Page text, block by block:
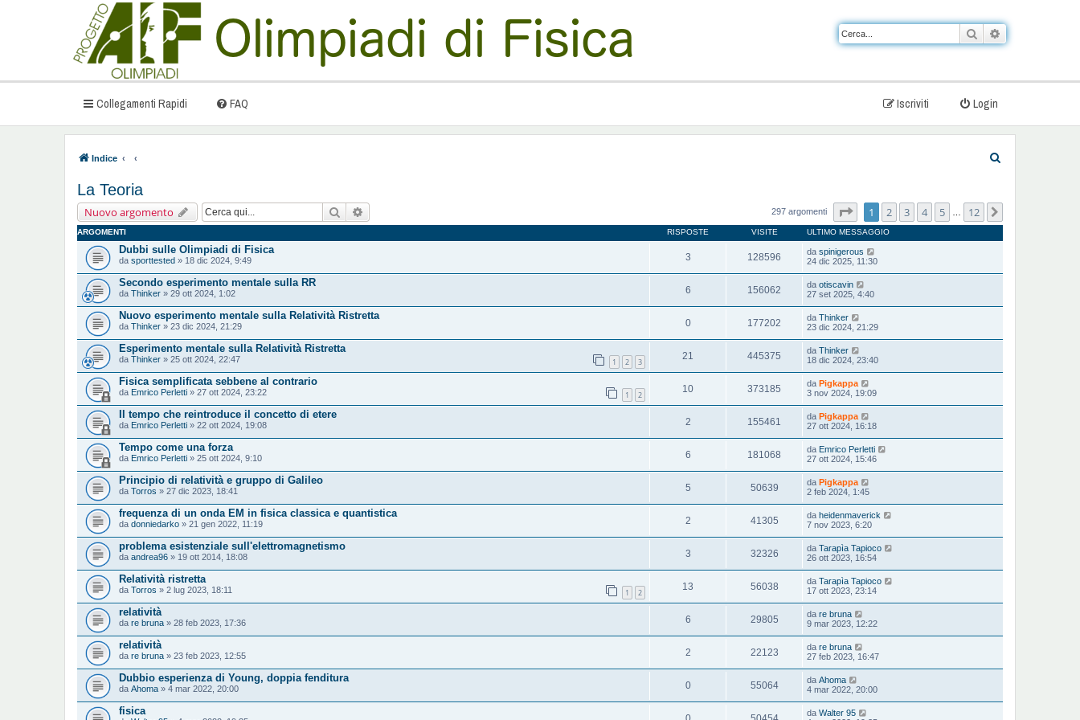
Cerca
Collegamenti Rapidi FAQ Login
Iscriviti
Indice
La Teoria
Nuovo argomento Cerca 297 argomenti Pagina1 di12
1 2 3 4 5 12
ARGOMENTI RISPOSTE VISITE ULTIMO MESSAGGIO
Dubbi sulle Olimpiadi di Fisica
da sporttested » 18 dic 2024, 9:49 3 128596 da spinigerous
24 dic 2025, 11:30
Secondo esperimento mentale sulla RR
da Thinker » 29 ott 2024, 1:02 6 156062 da otiscavin
27 set 2025, 4:40
Nuovo esperimento mentale sulla Relatività Ristretta
da Thinker » 23 dic 2024, 21:29 0 177202 da Thinker
23 dic 2024, 21:29
Esperimento mentale sulla Relatività Ristretta
da Thinker » 25 ott 2024, 22:47 1 2 3
21 445375 da Thinker
18 dic 2024, 23:40
Fisica semplificata sebbene al contrario
da Emrico Perletti » 27 ott 2024, 23:22 1 2
10 373185 da Pigkappa
3 nov 2024, 19:09
Il tempo che reintroduce il concetto di etere
da Emrico Perletti » 22 ott 2024, 19:08 2 155461 da Pigkappa
27 ott 2024, 16:18
Tempo come una forza
da Emrico Perletti » 25 ott 2024, 9:10 6 181068 da Emrico Perletti
27 ott 2024, 15:46
Principio di relatività e gruppo di Galileo
da Torros » 27 dic 2023, 18:41 5 50639 da Pigkappa
2 feb 2024, 1:45
frequenza di un onda EM in fisica classica e quantistica
da donniedarko » 21 gen 2022, 11:19 2 41305 da heidenmaverick
7 nov 2023, 6:20
problema esistenziale sull'elettromagnetismo
da andrea96 » 19 ott 2014, 18:08 3 32326 da Tarapìa Tapioco
26 ott 2023, 16:54
Relatività ristretta
da Torros » 2 lug 2023, 18:11 1 2
13 56038 da Tarapìa Tapioco
17 ott 2023, 23:14
relatività
da re bruna » 28 feb 2023, 17:36 6 29805 da re bruna
9 mar 2023, 12:22
relatività
da re bruna » 23 feb 2023, 12:55 2 22123 da re bruna
27 feb 2023, 16:47
Dubbio esperienza di Young, doppia fenditura
da Ahoma » 4 mar 2022, 20:00 0 55064 da Ahoma
4 mar 2022, 20:00
fisica da Walter 95